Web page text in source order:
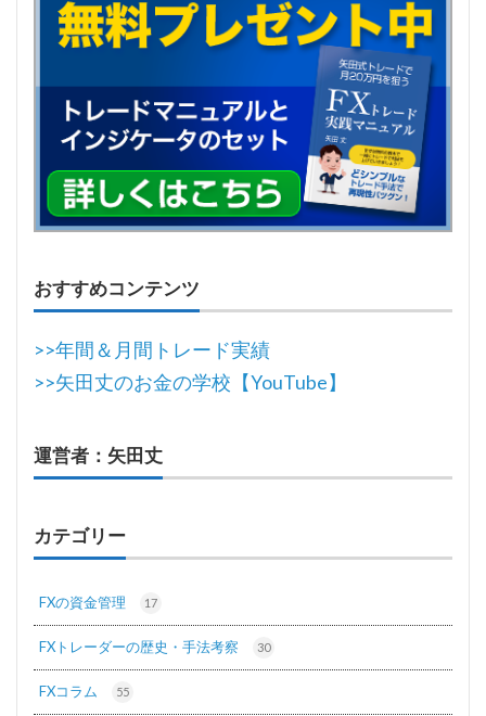
おすすめコンテンツ
>>年間＆月間トレード実績
>>矢田丈のお金の学校【YouTube】
運営者：矢田丈
カテゴリー
FXの資金管理 17
FXトレーダーの歴史・手法考察 30
FXコラム 55